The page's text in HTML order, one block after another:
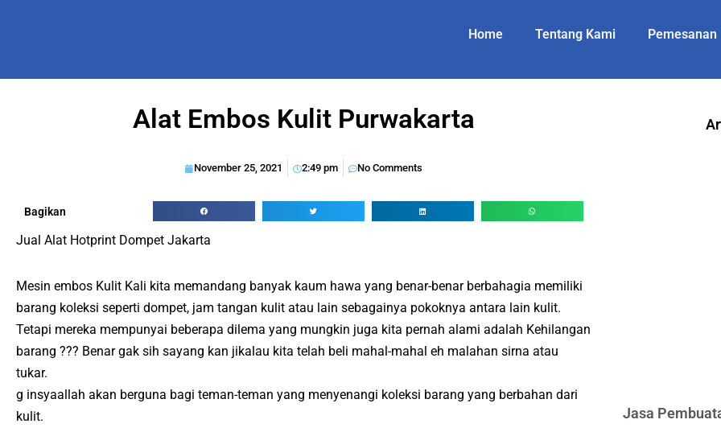
Home Tentang Kami Pemesanan
Alat Embos Kulit Purwakarta
November 25, 2021 2:49 pm No Comments
Bagikan
Jual Alat Hotprint Dompet Jakarta
Mesin embos Kulit Kali kita memandang banyak kaum hawa yang benar-benar berbahagia memiliki
barang koleksi seperti dompet, jam tangan kulit atau lain sebagainya pokoknya antara lain kulit.
Tetapi mereka mempunyai beberapa dilema yang mungkin juga kita pernah alami adalah Kehilangan
barang ??? Benar gak sih sayang kan jikalau kita telah beli mahal-mahal eh malahan sirna atau
tukar.
g insyaallah akan berguna bagi teman-teman yang menyenangi koleksi barang yang berbahan dari
kulit.
Jasa